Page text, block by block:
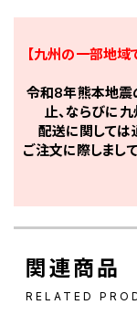
【九州の一部地
令和8年熊本地震
止、ならびに
配送に関しては
ご注文に際しまし
関連商品
RELATED